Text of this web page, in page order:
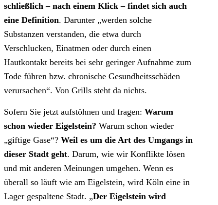
schließlich – nach einem Klick – findet sich auch
eine Definition. Darunter „werden solche
Substanzen verstanden, die etwa durch
Verschlucken, Einatmen oder durch einen
Hautkontakt bereits bei sehr geringer Aufnahme zum
Tode führen bzw. chronische Gesundheitsschäden
verursachen“. Von Grills steht da nichts.
Sofern Sie jetzt aufstöhnen und fragen: Warum
schon wieder Eigelstein? Warum schon wieder
„giftige Gase“? Weil es um die Art des Umgangs in
dieser Stadt geht. Darum, wie wir Konflikte lösen
und mit anderen Meinungen umgehen. Wenn es
überall so läuft wie am Eigelstein, wird Köln eine in
Lager gespaltene Stadt. „Der Eigelstein wird